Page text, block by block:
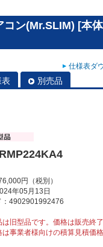
ン(Mr.SLIM) [本
仕様表ダ
別売品
円（税別）
年05月13日
：4902901992476
旧型品です。価格は販売終
事業者様向けの積算見積価